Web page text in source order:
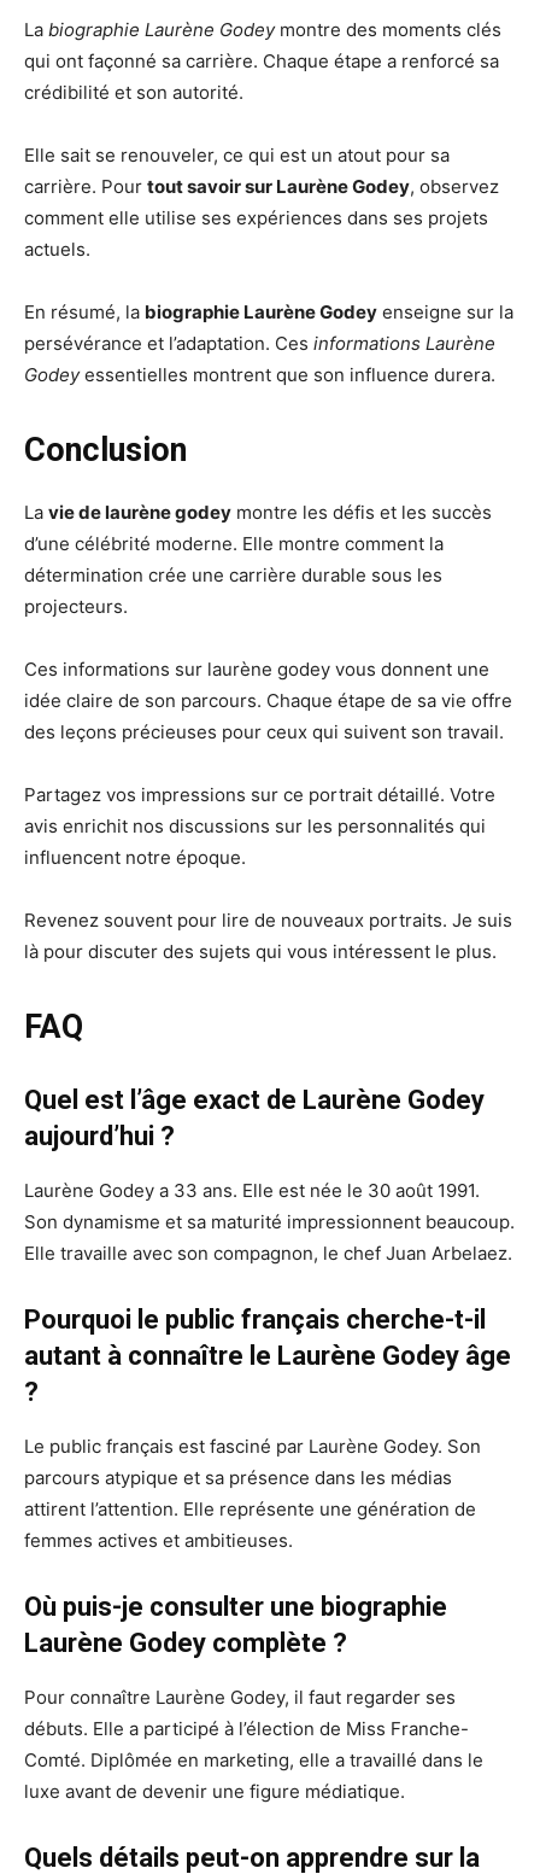
La biographie Laurène Godeymontre des moments clés
qui ont façonné sa carrière. Chaque étape a renforcé sa
crédibilité et son autorité.
Elle sait se renouveler, ce qui est un atout pour sa
carrière. Pour tout savoir sur Laurène Godey, observez
comment elle utilise ses expériences dans ses projets
actuels.
En résumé, la biographie Laurène Godey enseigne sur la
persévérance et l’adaptation. Ces informations Laurène
Godeyessentielles montrent que son influence durera.
Conclusion
La vie de laurène godey montre les défis et les succès
d’une célébrité moderne. Elle montre comment la
détermination crée une carrière durable sous les
projecteurs.
Ces informations sur laurène godey vous donnent une
idée claire de son parcours. Chaque étape de sa vie offre
des leçons précieuses pour ceux qui suivent son travail.
Partagez vos impressions sur ce portrait détaillé. Votre
avis enrichit nos discussions sur les personnalités qui
influencent notre époque.
Revenez souvent pour lire de nouveaux portraits. Je suis
là pour discuter des sujets qui vous intéressent le plus.
FAQ
Quel est l’âge exact de Laurène Godey
aujourd’hui ?
Laurène Godey a 33 ans. Elle est née le 30 août 1991.
Son dynamisme et sa maturité impressionnent beaucoup.
Elle travaille avec son compagnon, le chef Juan Arbelaez.
Pourquoi le public français cherche-t-il
autant à connaître le Laurène Godey âge
?
Le public français est fasciné par Laurène Godey. Son
parcours atypique et sa présence dans les médias
attirent l’attention. Elle représente une génération de
femmes actives et ambitieuses.
Où puis-je consulter une biographie
Laurène Godey complète ?
Pour connaître Laurène Godey, il faut regarder ses
débuts. Elle a participé à l’élection de Miss Franche-
Comté. Diplômée en marketing, elle a travaillé dans le
luxe avant de devenir une figure médiatique.
Quels détails peut-on apprendre sur la